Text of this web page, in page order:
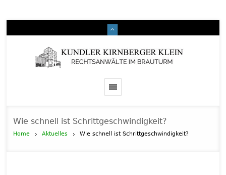
Wie schnell ist Schrittgeschwindigkeit?
Home Aktuelles Wie schnell ist Schrittgeschwindigkeit?